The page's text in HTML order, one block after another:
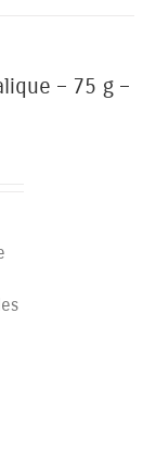
– 75 g –